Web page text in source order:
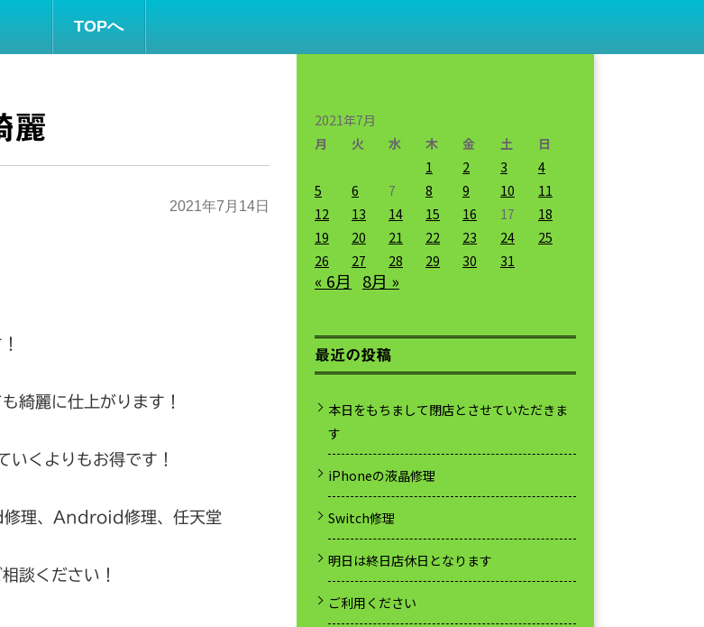
TOPへ
麗
2021年7月14日
綺麗に仕上がります！
くよりもお得です！
理、Android修理、任天堂
談ください！
2021年7月
月
火 水 木 金 土
日
1
2 3
4
5
6 7 8 9 10
11
12
13 14 15 16 17
18
19
20 21 22 23 24
25
26
27 28 29 30 31
« 6月 8月 »
最近の投稿
本日をもちまして閉店とさせていただきま
す
iPhoneの液晶修理
Switch修理
明日は終日店休日となります
ご利用ください